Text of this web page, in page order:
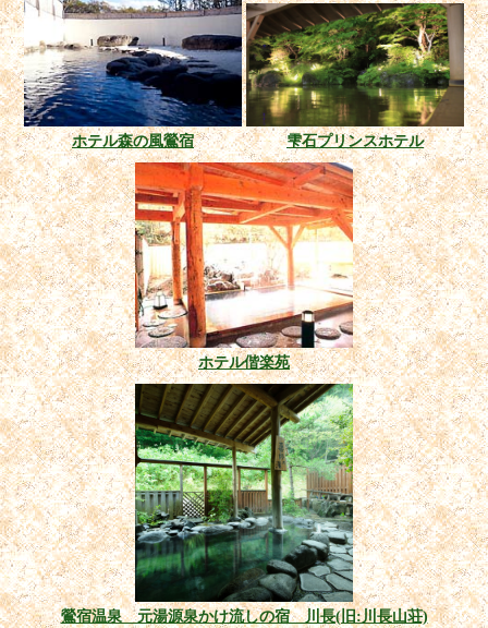
ホテル森の風鶯宿 雫石プリンスホテル
ホテル偕楽苑
鶯宿温泉 元湯源泉かけ流しの宿 川長(旧:川長山荘)